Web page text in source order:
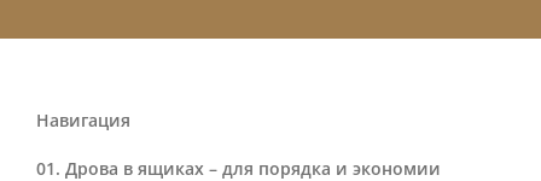
Навигация
Дрова в ящиках – для порядка и экономии